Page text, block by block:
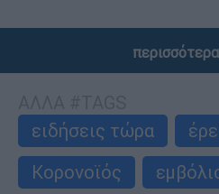
ειδήσεις τώρα
Κορονοϊός